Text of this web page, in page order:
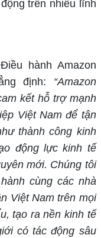
trên nhiều lĩnh
hành Amazon
định: “Amazon
kết hỗ trợ mạnh
Việt Nam để tận
thành công kinh
động lực kinh tế
mới. Chúng tôi
cùng các nhà
Việt Nam trên mọi
tạo ra nền kinh tế
có tác động sâu